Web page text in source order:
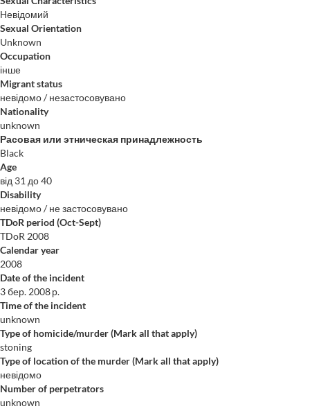
Невідомий
Sexual Orientation
Unknown
Occupation
інше
Migrant status
невідомо / незастосовувано
Nationality
unknown
Расовая или этническая принадлежность
Black
Age
від 31 до 40
Disability
невідомо / не застосовувано
TDoR period (Oct-Sept)
TDoR 2008
Calendar year
2008
Date of the incident
3 бер. 2008 р.
Time of the incident
unknown
Type of homicide/murder (Mark all that apply)
stoning
Type of location of the murder (Mark all that apply)
невідомо
Number of perpetrators
unknown